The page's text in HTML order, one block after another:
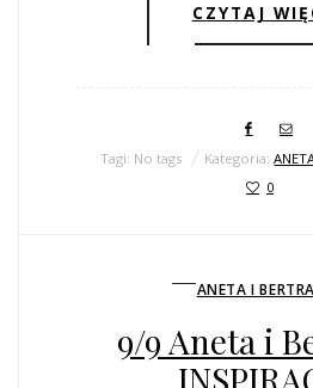
CZYTAJ
Tagi: No tags Kategoria:
0
ANETA I
9/9 Aneta i